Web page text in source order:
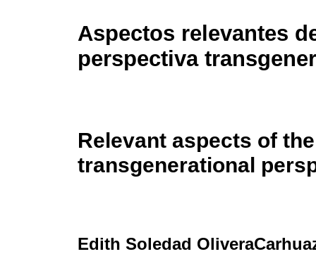
Aspectos relevantes
perspectiva
Relevant aspects of
transgenerational
Edith Soledad